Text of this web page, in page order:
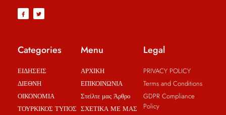
Categories
ΕΙΔΗΣΕΙΣ
ΔΙΕΘΝΗ
ΟΙΚΟΝΟΜΙΑ
ΤΟΥΡΚΙΚΟΣ ΤΥΠΟΣ
Menu
ΑΡΧΙΚΗ
ΕΠΙΚΟΙΝΩΝΙΑ
Στείλτε μας Άρθρο
ΣΧΕΤΙΚΑ ΜΕ ΜΑΣ
Legal
PRIVACY POLICY
Terms and Conditions
GDPR Compliance
Policy